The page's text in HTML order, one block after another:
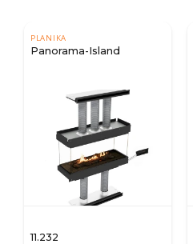
PLANIKA
Panorama-Island
11.232